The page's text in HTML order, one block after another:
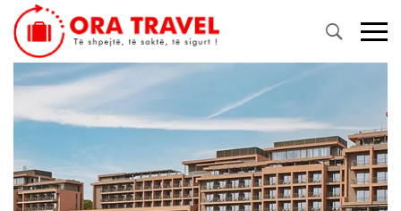
Primary
Menu